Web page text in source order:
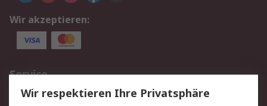
Wir akzeptieren:
Service
Value Added Services
Lieferlösungen
Wir respektieren Ihre Privatsphäre